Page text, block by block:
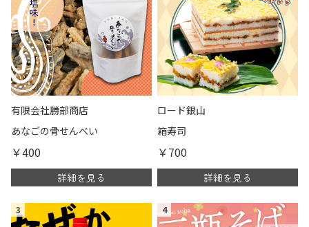
有限会社勝部商店
あなごの骨せんべい
￥400
詳細を見る
ロード銀山
箱寿司
￥700
詳細を見る
3 4